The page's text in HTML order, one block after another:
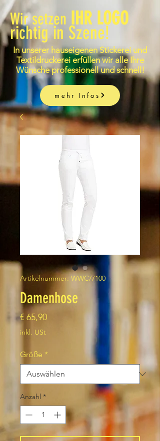
Wir setzen IHR LOGO
richtig in Szene!
In unserer hauseigenen Stickerei und
Textildruckerei erfüllen wir alle Ihre
Wünsche professionell und schnell!
mehr Infos
Artikelnummer: WWC/7100
Damenhose
€ 65,90Preis
inkl. USt
Größe *
Anzahl *